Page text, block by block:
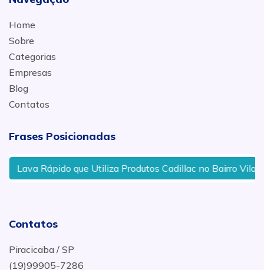
Home
Sobre
Categorias
Empresas
Blog
Contatos
Frases Posicionadas
Lava Rápido que Utiliza Produtos Cadillac no Bairro Vila
Contatos
Piracicaba / SP
(19)99905-7286